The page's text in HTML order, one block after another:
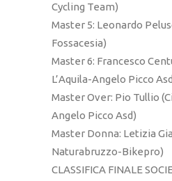
Cycling Team)
Master 5: Leonardo
Fossacesia)
Master 6: Francesco
L’Aquila-Angelo Picco
Master Over: Pio Tullio
Angelo Picco Asd)
Master Donna: Letizia
Naturabruzzo-Bikepro)
CLASSIFICA FINALE